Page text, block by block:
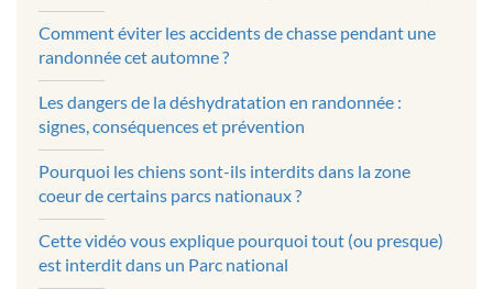
Comment éviter les accidents de chasse pendant une
randonnée cet automne ?
Les dangers de la déshydratation en randonnée :
signes, conséquences et prévention
Pourquoi les chiens sont-ils interdits dans la zone
coeur de certains parcs nationaux ?
Cette vidéo vous explique pourquoi tout (ou presque)
est interdit dans un Parc national